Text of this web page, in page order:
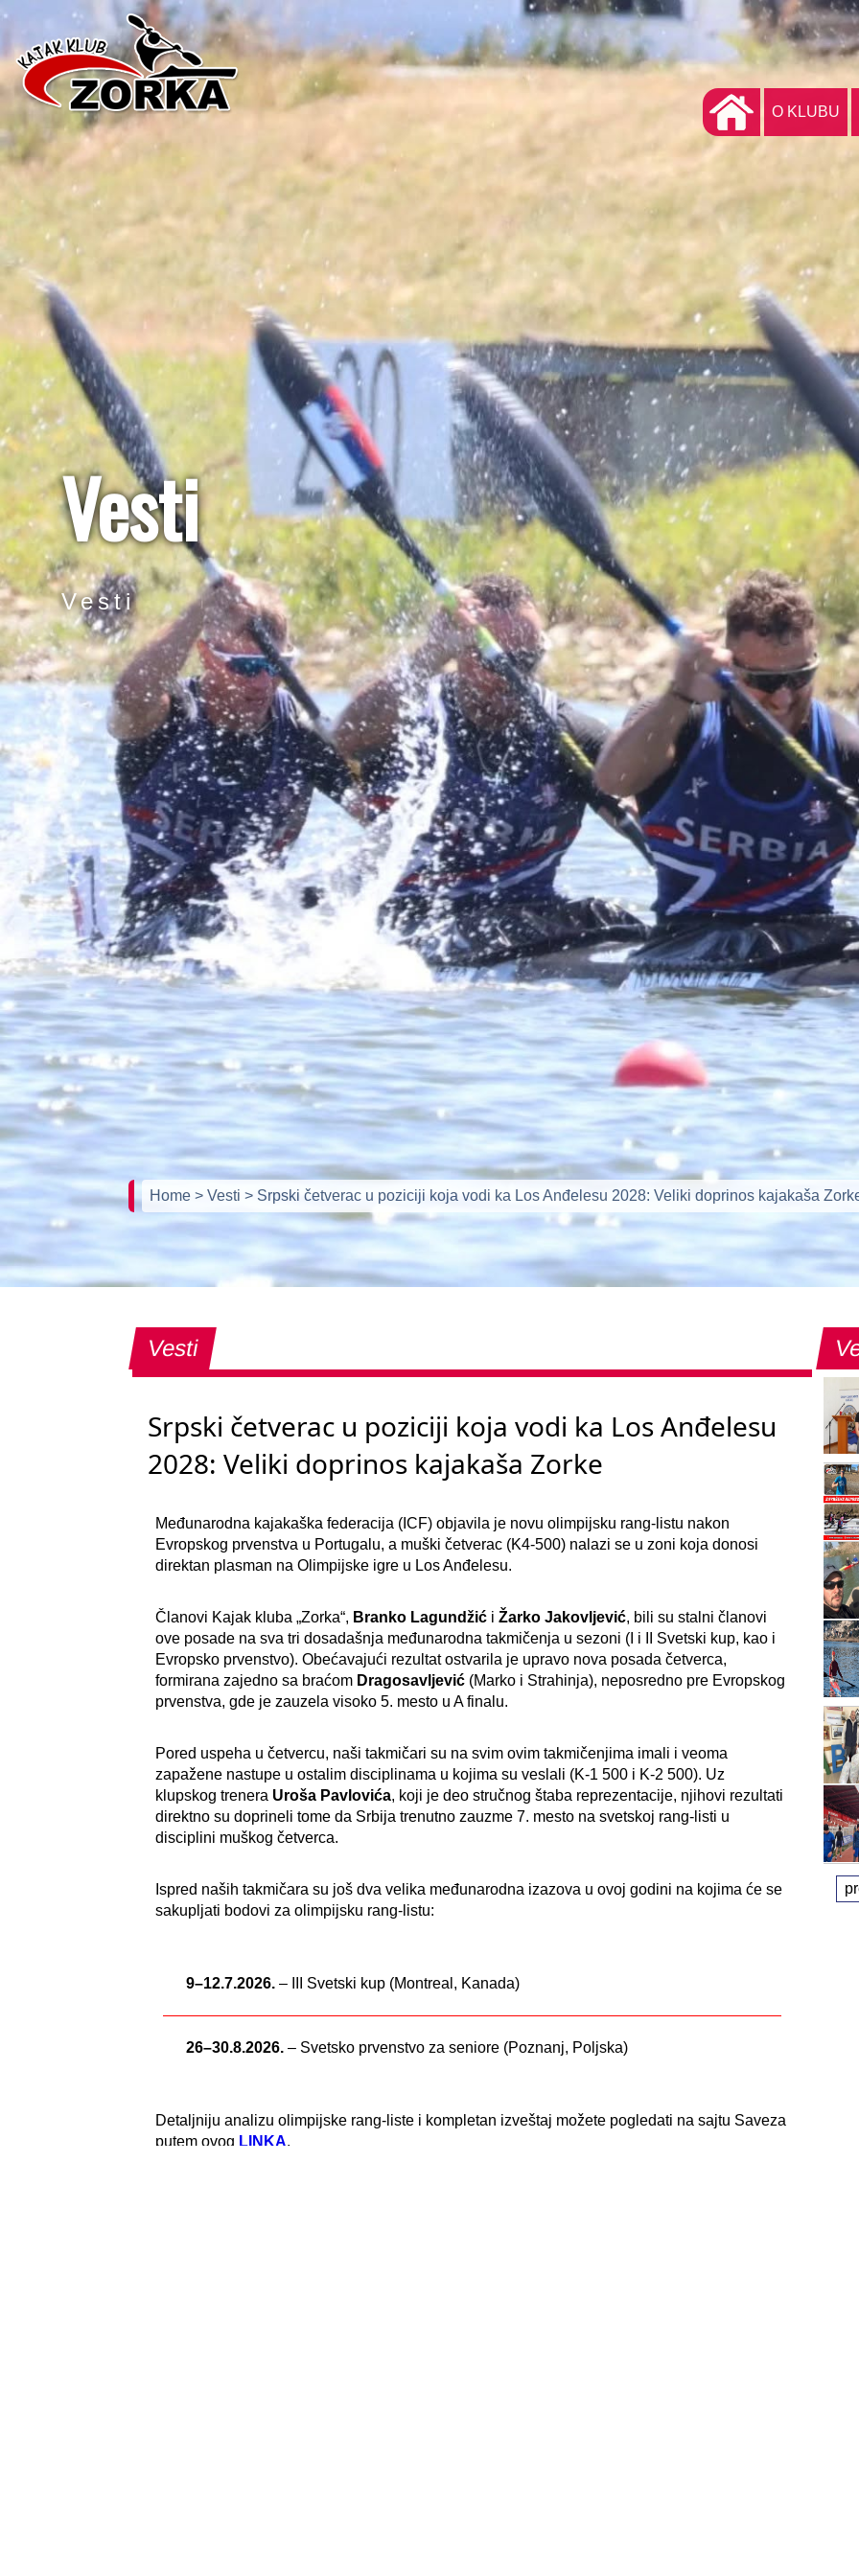
O KLUBU
Vesti
Vesti
Home> Vesti> Srpski četverac u poziciji koja vodi ka Los Anđelesu 2028: Veliki doprinos kajakaša
Vesti
Srpski četverac u poziciji koja vodi ka Los Anđelesu
2028: Veliki doprinos kajakaša Zorke
Međunarodna kajakaška federacija (ICF) objavila je novu olimpijsku rang-listu nakon
Evropskog prvenstva u Portugalu, a muški četverac (K4-500) nalazi se u zoni koja donosi
direktan plasman na Olimpijske igre u Los Anđelesu.
Članovi Kajak kluba „Zorka“, Branko Lagundžić iŽarko Jakovljević, bili su stalni članovi
ove posade na sva tri dosadašnja međunarodna takmičenja u sezoni (I i II Svetski kup, kao i
Evropsko prvenstvo). Obećavajući rezultat ostvarila je upravo nova posada četverca,
formirana zajedno sa braćom Dragosavljević (Marko i Strahinja), neposredno pre Evropskog
prvenstva, gde je zauzela visoko 5. mesto u A finalu.
Pored uspeha u četvercu, naši takmičari su na svim ovim takmičenjima imali i veoma
zapažene nastupe u ostalim disciplinama u kojima su veslali (K-1 500 i K-2 500). Uz
klupskog trenera Uroša Pavlovića, koji je deo stručnog štaba reprezentacije, njihovi rezultati
direktno su doprineli tome da Srbija trenutno zauzme 7. mesto na svetskoj rang-listi u
disciplini muškog četverca.
Ispred naših takmičara su još dva velika međunarodna izazova u ovoj godini na kojima će se
sakupljati bodovi za olimpijsku rang-listu:
9–12.7.2026. – III Svetski kup (Montreal, Kanada)
26–30.8.2026. – Svetsko prvenstvo za seniore (Poznanj, Poljska)
Detaljniju analizu olimpijske rang-liste i kompletan izveštaj možete pogledati na sajtu Saveza
putem ovog LINKA.